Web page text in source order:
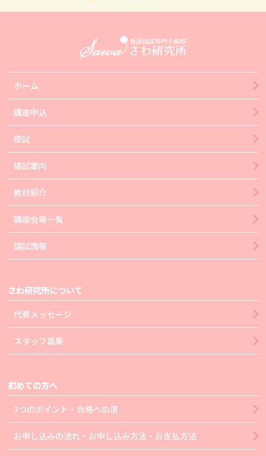
ホーム
講座申込
模試
模試案内
教材紹介
講座会場一覧
国試情報
さわ研究所について
代表メッセージ
スタッフ募集
初めての方へ
3つのポイント・合格への道
お申し込みの流れ・お申し込み方法・お支払方法